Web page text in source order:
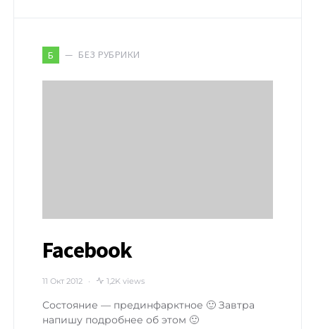
Б БЕЗ РУБРИКИ
Facebook
11 Окт 2012 1,2K views
Состояние — прединфарктное 🙂 Завтра
напишу подробнее об этом 🙂